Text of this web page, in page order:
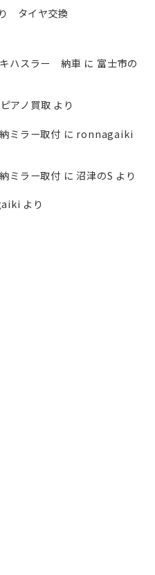
タイヤ交換
スラー 納車 に 富士市の
ピアノ買取 より
ミラー取付 に ronnagaiki
ミラー取付 に沼津のS より
より